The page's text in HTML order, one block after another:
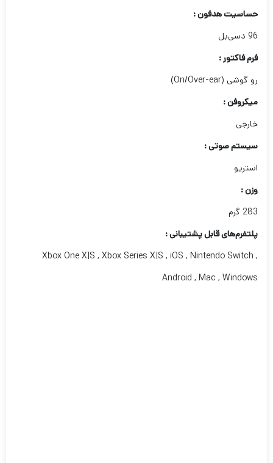
حساسیت هدفون :
96 دسی‌بل
فرم فاکتور :
رو گوشی (On/Over-ear)
میکروفن :
خارجی
سیستم صوتی :
استریو
وزن :
283 گرم
پلتفرم‌های قابل پشتیبانی :
Xbox One X|S , Xbox Series X|S , iOS , Nintendo Switch ,
Android , Mac , Windows